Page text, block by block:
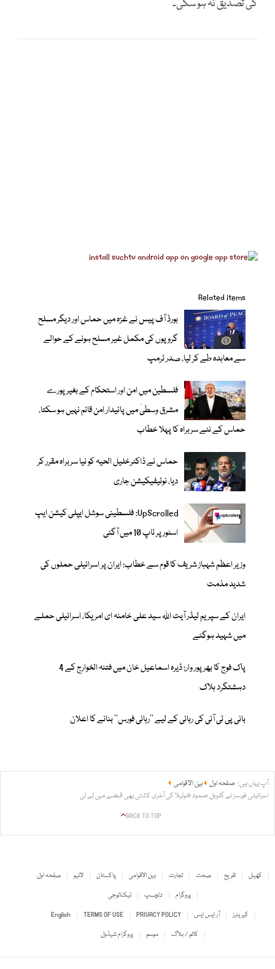
کی تصدیق نہ ہو سکی۔
Related items
بورڈ آف پیس نے غزہ میں حماس اور دیگر مسلح
گروپوں کی مکمل غیر مسلح ہونے کے حوالے
سے معاہدہ طے کر لیا، صدر ٹرمپ
فلسطین میں امن اور استحکام کے بغیر پورے
مشرق وسطیٰ میں پائیدار امن قائم نہیں ہو سکتا،
حماس کے نئے سربراہ کا پہلا خطاب
حماس نے ڈاکٹرخلیل الحیہ کو نیا سربراہ مقرر کر
دیا، نوٹیفیکیشن جاری
UpScrolled: فلسطینی سوشل ایپلی کیشن ایپ
اسٹور پر ٹاپ 10 میں آگئی
وزیر اعظم شہباز شریف کا قوم سے خطاب: ایران پر اسرائیلی حملوں کی
شدید مذمت
ایران کے سپریم لیڈر آیت اللہ سید علی خامنہ ای امریکا، اسرائیلی حملے
میں شہید ہوگئے
پاک فوج کا بھرپور وار: ڈیرہ اسماعیل خان میں فتنہ الخوارج کے 4
دہشتگرد ہلاک
بانی پی ٹی آئی کی رہائی کے لیے ’’رہائی فورس‘‘ بنانے کا اعلان
آپ یہاں ہیں: صفحہ اول
بین الاقوامی
اسرائیلی فورسز نے گلوبل صمود فلوٹیلا کی آخری کشتی بھی قبضے میں لے لی
BACK TO TOP
صفحہ اول لائیو پاکستان بین الاقوامی تجارت صحت تفریح
کھیل
ٹیکنالوجی
دلچسپ
پروگرام
English
TERMS OF USE PRIVACY POLICY آر ایس ایس
کیریئرز
پروگرام شیڈول
موسم کالم / بلاگ